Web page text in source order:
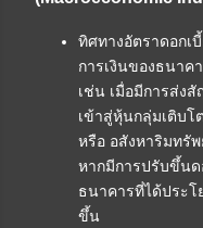
ทิศทางอัตราดอก
การเงินของธนาค
เช่น เมื่อมีการส่ง
เข้าสู่หุ้นกลุ่มเติบโ
หรือ อสังหาริมทรั
หากมีการปรับขึ้นด
ธนาคารที่ได้ประโ
ขึ้น